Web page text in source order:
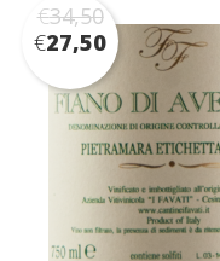
€34,50
€27,50